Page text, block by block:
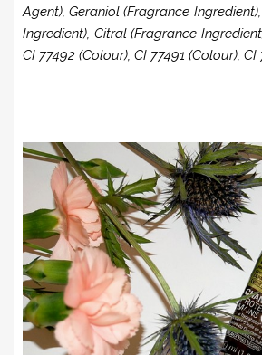
Agent), Geraniol (Fragrance
Ingredient), Citral (Fragrance
CI 77492 (Colour), CI 77491 (Colour), CI